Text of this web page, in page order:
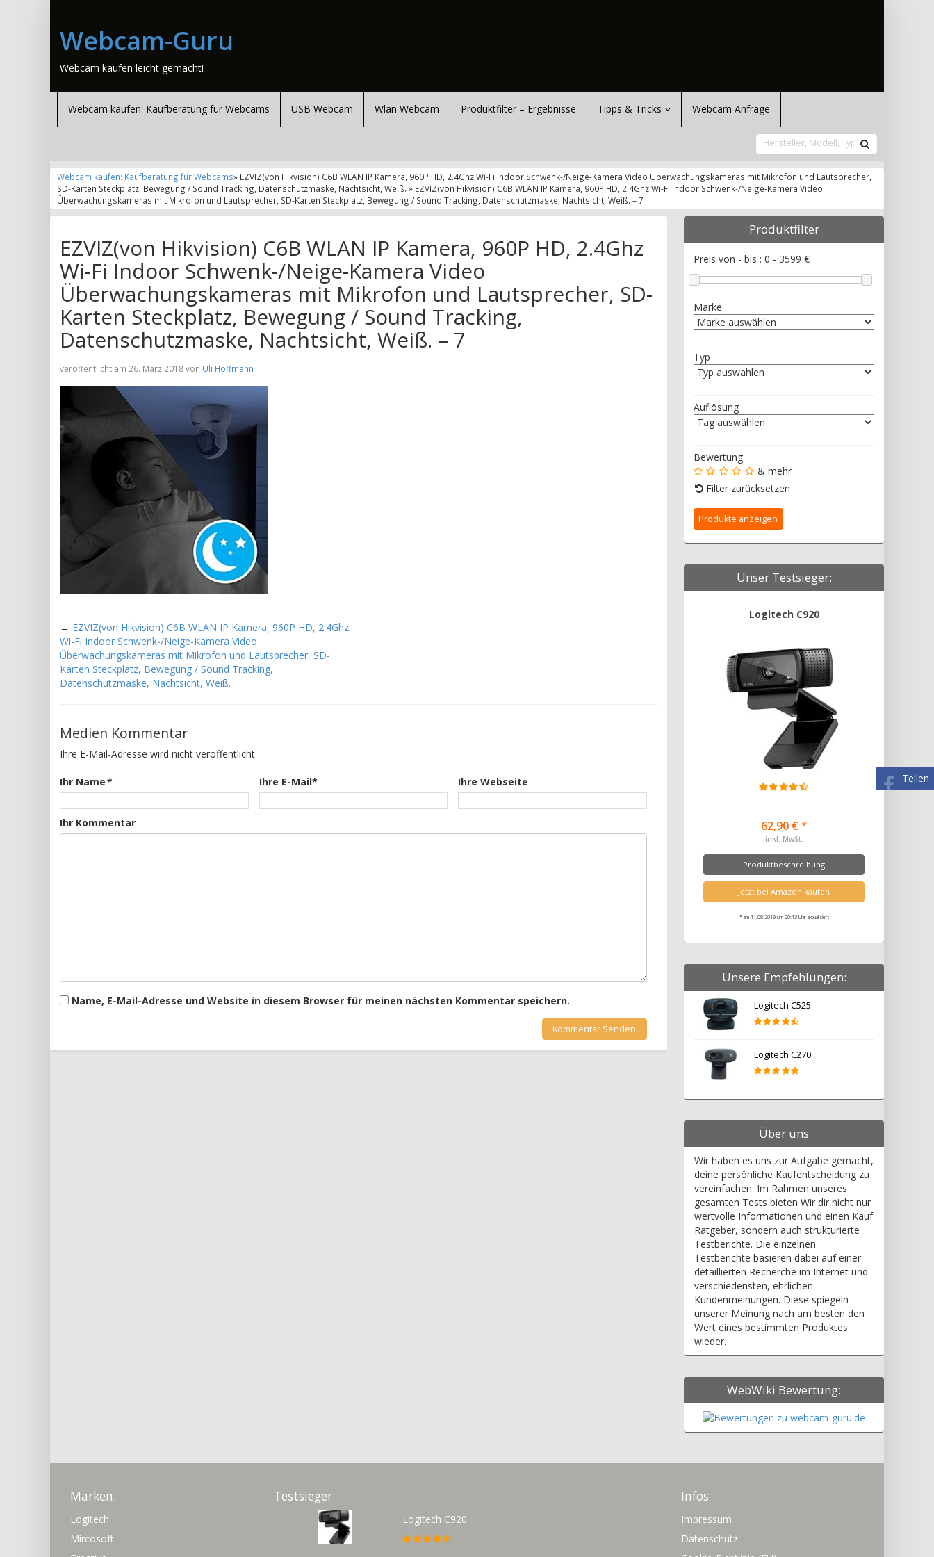
Webcam-Guru
Webcam kaufen leicht gemacht!
Webcam kaufen: Kaufberatung für Webcams USB Webcam Wlan Webcam Produktfilter – Ergebnisse Tipps & Tricks Webcam Anfrage
Webcam kaufen: Kaufberatung für Webcams» EZVIZ(von Hikvision) C6B WLAN IP Kamera, 960P HD, 2.4Ghz Wi-Fi Indoor Schwenk-/Neige-Kamera Video Überwachungskameras mit Mikrofon und Lautsprecher,
SD-Karten Steckplatz, Bewegung / Sound Tracking, Datenschutzmaske, Nachtsicht, Weiß. » EZVIZ(von Hikvision) C6B WLAN IP Kamera, 960P HD, 2.4Ghz Wi-Fi Indoor Schwenk-/Neige-Kamera Video
Überwachungskameras mit Mikrofon und Lautsprecher, SD-Karten Steckplatz, Bewegung / Sound Tracking, Datenschutzmaske, Nachtsicht, Weiß. – 7
Teilen
EZVIZ(von Hikvision) C6B WLAN IP Kamera, 960P HD, 2.4Ghz
Wi-Fi Indoor Schwenk-/Neige-Kamera Video
Überwachungskameras mit Mikrofon und Lautsprecher, SD-
Karten Steckplatz, Bewegung / Sound Tracking,
Datenschutzmaske, Nachtsicht, Weiß. – 7
veröffentlicht am 26. März 2018 von Uli Hoffmann
← EZVIZ(von Hikvision) C6B WLAN IP Kamera, 960P HD, 2.4Ghz
Wi-Fi Indoor Schwenk-/Neige-Kamera Video
Überwachungskameras mit Mikrofon und Lautsprecher, SD-
Karten Steckplatz, Bewegung / Sound Tracking,
Datenschutzmaske, Nachtsicht, Weiß.
Medien Kommentar
Ihre E-Mail-Adresse wird nicht veröffentlicht
Ihr Name* Ihre E-Mail* Ihre Webseite
Ihr Kommentar
Name, E-Mail-Adresse und Website in diesem Browser für meinen nächsten Kommentar speichern.
Produktfilter
Preis von - bis : 0 - 3599 €
Marke
Typ
Auflösung
Bewertung
& mehr
Filter zurücksetzen
Unser Testsieger:
Logitech C920
62,90 € *
inkl. MwSt.
Produktbeschreibung
Jetzt bei Amazon kaufen
* am 11.08.2019 um 20:13 Uhr aktualisiert
Unsere Empfehlungen:
Logitech C525
Logitech C270
Über uns
Wir haben es uns zur Aufgabe gemacht,
deine persönliche Kaufentscheidung zu
vereinfachen. Im Rahmen unseres
gesamten Tests bieten Wir dir nicht nur
wertvolle Informationen und einen Kauf
Ratgeber, sondern auch strukturierte
Testberichte. Die einzelnen
Testberichte basieren dabei auf einer
detaillierten Recherche im Internet und
verschiedensten, ehrlichen
Kundenmeinungen. Diese spiegeln
unserer Meinung nach am besten den
Wert eines bestimmten Produktes
wieder.
WebWiki Bewertung:
Marken:
Logitech
Mircosoft
Testsieger
Logitech C920
Infos
Impressum
Datenschutz